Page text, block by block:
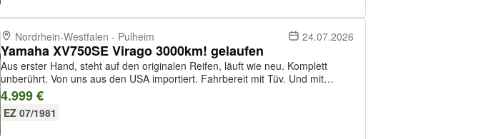
Nordrhein-Westfalen - Pulheim 24.07.2026
Yamaha XV750SE Virago 3000km! gelaufen
Aus erster Hand, steht auf den originalen Reifen, läuft wie neu. Komplett
unberührt. Von uns aus den USA importiert. Fahrbereit mit Tüv. Und mit
neuen Reifen! Mwst ausweisbar.
4.999 €
EZ 07/1981